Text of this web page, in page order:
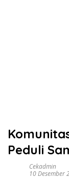
Peduli
Cekadmin
10 Desember